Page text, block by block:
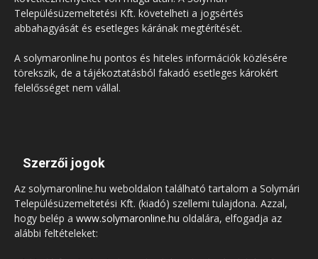
Településüzemeltetési Kft. követelheti a jogsértés
abbahagyását és esetleges kárának megtérítését.
A solymaronline.hu pontos és hiteles információk közlésére
törekszik, de a tájékoztatásból fakadó esetleges károkért
felelősséget nem vállal.
Szerzői jogok
Az solymaronline.hu weboldalon található tartalom a Solymári
Településüzemeltetési Kft. (kiadó) szellemi tulajdona. Azzal,
hogy belép a www.solymaronline.hu oldalára, elfogadja az
alábbi feltételeket: